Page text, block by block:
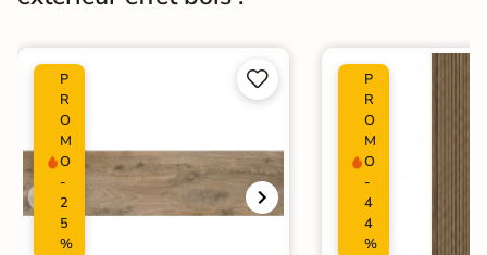
Catégories
Carrelage extérieur imitation bois
Carrelage Blanc
Carrelage intérieur / extérieur
identique
P
R
O
M
O
-
2
5
%


P
R
O
M
O
-
4
4
%